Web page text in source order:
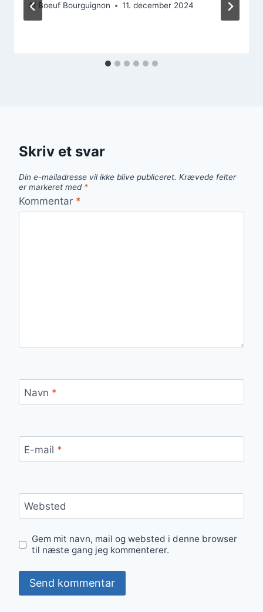
Af Boeuf Bourguignon 11. december 2024
Skriv et svar
Din e-mailadresse vil ikke blive publiceret. Krævede felter
er markeret med *
Kommentar *
Navn *
E-mail *
Websted
Gem mit navn, mail og websted i denne browser
til næste gang jeg kommenterer.